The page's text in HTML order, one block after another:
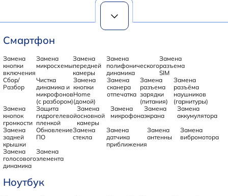
Смартфон
Замена
кнопки
включения
Замена
микросхемы
Замена
передней
камеры
Замена
полифонического
динамика
Замена
разъема
SIM
Сбор/
Разбор
Чистка
динамика и
микрофонов
(с разбором)
Замена
кнопки
Home
(домой)
Замена
сканера
отпечатка
Замена
разъема
зарядки
(питания)
Замена
разъёма
наушников
(гарнитуры)
Замена
кнопок
громкости
Защита
гидрогелевой
пленкой
Замена
основной
камеры
Замена
микрофона
Замена
экрана
Замена
аккумулятора
Замена
задней
крышки
Обновление
ПО
Замена
стекла
Замена
датчика
приближения
Замена
антенны
Замена
вибромотора
Замена
голосового
динамика
Замена
элемента
Ноутбук